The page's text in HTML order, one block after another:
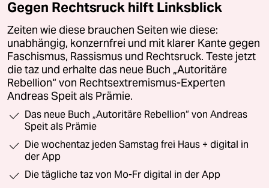
Gegen Rechtsruck hilft Linksblick
Zeiten wie diese brauchen Seiten wie diese:
unabhängig, konzernfrei und mit klarer Kante gegen
Faschismus, Rassismus und Rechtsruck. Teste jetzt
die taz und erhalte das neue Buch „Autoritäre
Rebellion“ von Rechtsextremismus-Experten
Andreas Speit als Prämie.
Das neue Buch „Autoritäre Rebellion“ von Andreas
Speit als Prämie
Die wochentaz jeden Samstag frei Haus + digital in
der App
Die tägliche taz von Mo-Fr digital in der App